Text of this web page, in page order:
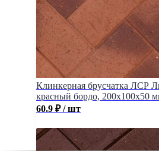
Клинкерная брусчатка ЛСР
красный бордо, 200x100x50
60.9 ₽ / шт